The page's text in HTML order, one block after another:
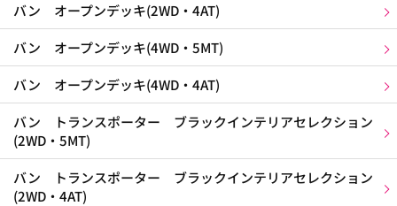
バン オープンデッキ(2WD・4AT)
バン オープンデッキ(4WD・5MT)
バン オープンデッキ(4WD・4AT)
バン トランスポーター ブラックインテリアセレクション
(2WD・5MT)
バン トランスポーター ブラックインテリアセレクション
(2WD・4AT)